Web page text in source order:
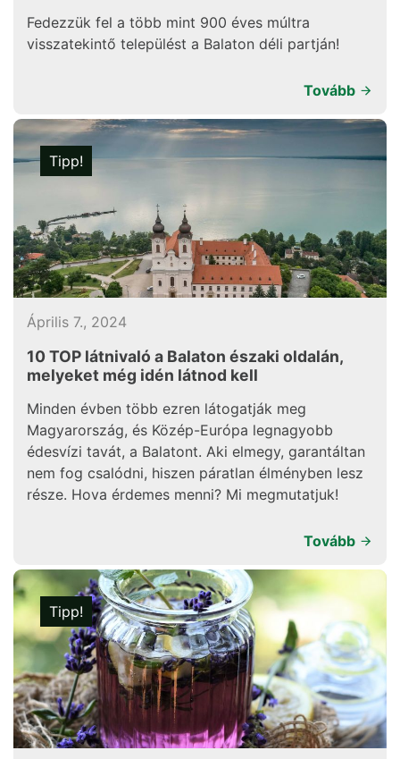
Fedezzük fel a több mint 900 éves múltra
visszatekintő települést a Balaton déli partján!
Tovább
Tipp!
Április 7., 2024
10 TOP látnivaló a Balaton északi oldalán,
melyeket még idén látnod kell
Minden évben több ezren látogatják meg
Magyarország, és Közép-Európa legnagyobb
édesvízi tavát, a Balatont. Aki elmegy, garantáltan
nem fog csalódni, hiszen páratlan élményben lesz
része. Hova érdemes menni? Mi megmutatjuk!
Tovább
Tipp!